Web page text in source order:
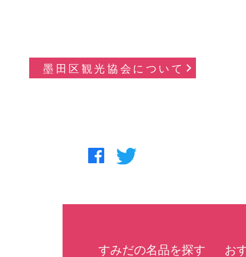
墨田区観光協会について
すみだの名品を探す お